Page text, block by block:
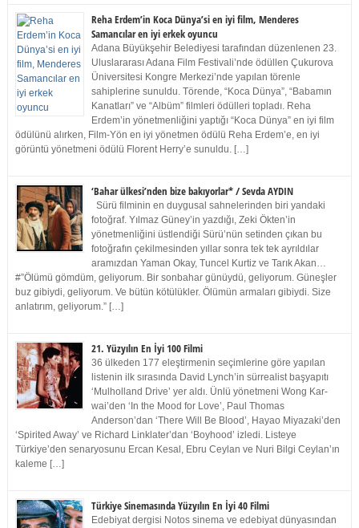
Reha Erdem’in Koca Dünya’si en iyi film, Menderes
Samancılar en iyi erkek oyuncu
Adana Büyükşehir Belediyesi tarafından düzenlenen 23.
Uluslararası Adana Film Festivali’nde ödüllen Çukurova
Üniversitesi Kongre Merkezi’nde yapılan törenle
sahiplerine sunuldu. Törende, “Koca Dünya”, “Babamın
Kanatları” ve “Albüm” filmleri ödülleri topladı. Reha
Erdem’in yönetmenliğini yaptığı “Koca Dünya” en iyi film
ödülünü alırken, Film-Yön en iyi yönetmen ödülü Reha Erdem’e, en iyi
görüntü yönetmeni ödülü Florent Herry’e sunuldu. […]
‘Bahar ülkesi’nden bize bakıyorlar* / Sevda AYDIN
Sürü filminin en duygusal sahnelerinden biri yandaki
fotoğraf. Yılmaz Güney’in yazdığı, Zeki Ökten’in
yönetmenliğini üstlendiği Sürü’nün setinden çıkan bu
fotoğrafın çekilmesinden yıllar sonra tek tek ayrıldılar
aramızdan Yaman Okay, Tuncel Kurtiz ve Tarık Akan…
#”Ölümü gömdüm, geliyorum. Bir sonbahar günüydü, geliyorum. Güneşler
buz gibiydi, geliyorum. Ve bütün kötülükler. Ölümün armaları gibiydi. Size
anlatırım, geliyorum.” […]
21. Yüzyılın En İyi 100 Filmi
36 ülkeden 177 eleştirmenin seçimlerine göre yapılan
listenin ilk sırasında David Lynch’in sürrealist başyapıtı
‘Mulholland Drive’ yer aldı. Ünlü yönetmeni Wong Kar-
wai’den ‘In the Mood for Love’, Paul Thomas
Anderson’dan ‘There Will Be Blood’, Hayao Miyazaki’den
‘Spirited Away’ ve Richard Linklater’dan ‘Boyhood’ izledi. Listeye
Türkiye’den senaryosunu Ercan Kesal, Ebru Ceylan ve Nuri Bilgi Ceylan’ın
kaleme […]
Türkiye Sinemasında Yüzyılın En İyi 40 Filmi
Edebiyat dergisi Notos sinema ve edebiyat dünyasından